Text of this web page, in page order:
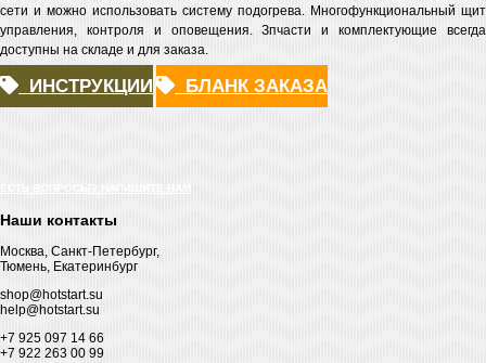
сети и можно использовать систему подогрева. Многофункциональный щит
управления, контроля и оповещения. Зпчасти и комплектующие всегда
доступны на складе и для заказа.
ИНСТРУКЦИИ БЛАНК ЗАКАЗА
Наши контакты
Москва, Санкт-Петербург,
Тюмень, Екатеринбург
shop@hotstart.su
help@hotstart.su
+7 925 097 14 66
+7 922 263 00 99